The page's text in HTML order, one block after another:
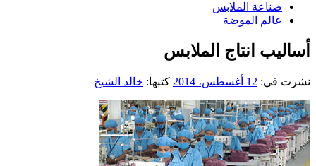
صناعة الملابس
عالم الموضة
أساليب انتاج الملابس
نشرت في: 12 أغسطس، 2014 كتبها: خالد الشيخ